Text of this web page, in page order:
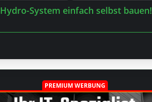
System einfach selbst bauen!
PREMIUM WERBUNG